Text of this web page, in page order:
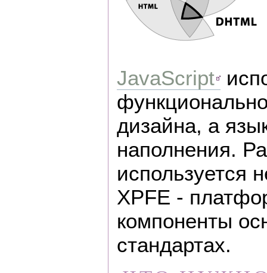
JavaScript
дизайна, а
наполнения.
используется
XPFE -
компоненты
стандартах.